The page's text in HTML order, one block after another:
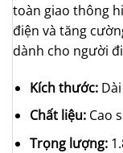
toàn giao thông
điện và tăng
dành cho người
Kích thước:Dài
Chất liệu:Cao
Trọng lượng: